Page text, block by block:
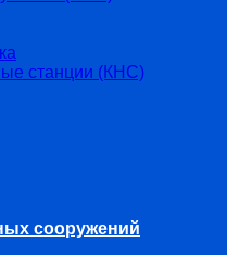
станции (КНС)
сооружений